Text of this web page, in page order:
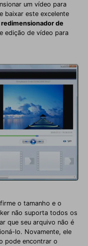
um vídeo para
baixar este excelente
redimensionador de
edição de vídeo para
o tamanho e o
não suporta todos os
que seu arquivo não é
lo. Novamente, ele
pode encontrar o